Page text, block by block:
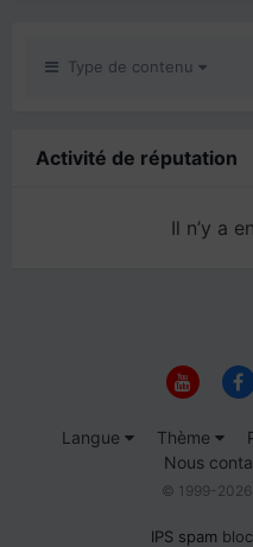
Type de contenu
Activité de réputation
Il n’y a
Langue Thème
Nous
© 1999-2026
IPS spam